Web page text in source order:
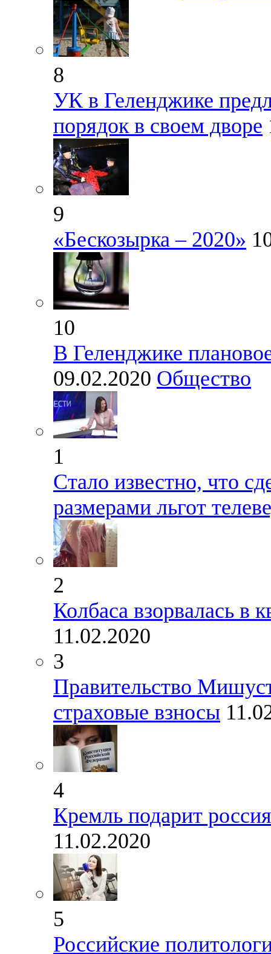
8
УК в Геленджике
порядок в своем дворе
9
«Бескозырка – 2020»
10
В Геленджике
09.02.2020 Общество
1
Стало известно, что
размерами льгот
2
Колбаса взорвалась в
11.02.2020
3
Правительство
страховые взносы
4
Кремль подарит
11.02.2020
5
Российские